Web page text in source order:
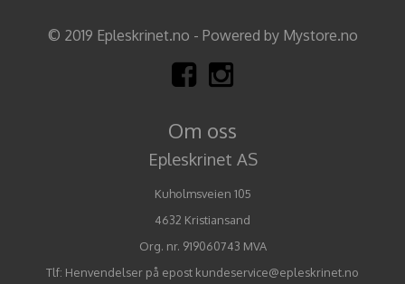
© 2019 Epleskrinet.no - Powered by Mystore.no
Om oss
Epleskrinet AS
Kuholmsveien 105
4632 Kristiansand
Org. nr. 919060743 MVA
Tlf: Henvendelser på epost kundeservice@epleskrinet.no